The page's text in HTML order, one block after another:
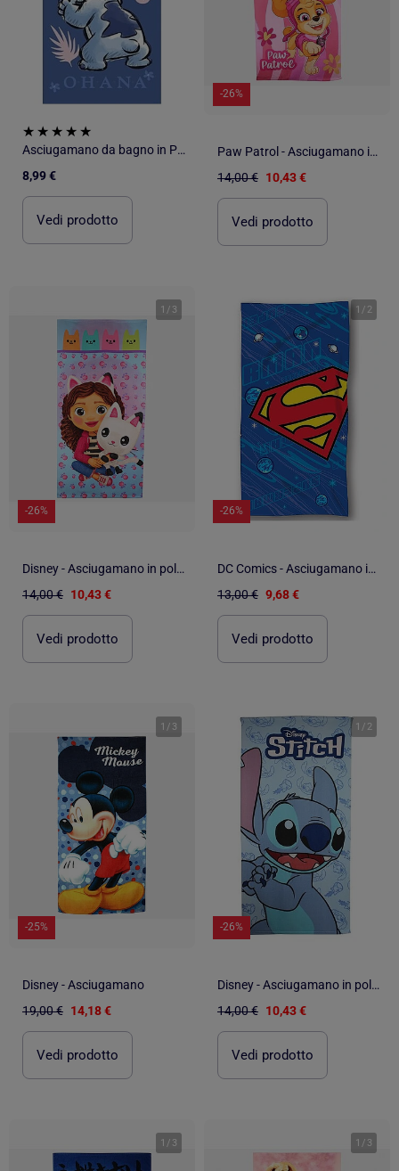
Asciugamano da bagno in Poliestere PROMO LINGE
8,99 €
Vedi prodotto
-26%
Paw Patrol - Asciugamano in poliestere
14,00 € 10,43 €
Vedi prodotto
1 / 3
-26%
Disney - Asciugamano in poliestere bambina
14,00 € 10,43 €
Vedi prodotto
1 / 2
-26%
DC Comics - Asciugamano in poliestere
13,00 € 9,68 €
Vedi prodotto
1 / 3
-25%
Disney - Asciugamano
19,00 € 14,18 €
Vedi prodotto
1 / 2
-26%
Disney - Asciugamano in poliestere
14,00 € 10,43 €
Vedi prodotto
1 / 3 1 / 3